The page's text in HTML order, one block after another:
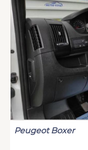
Peugeot Boxer